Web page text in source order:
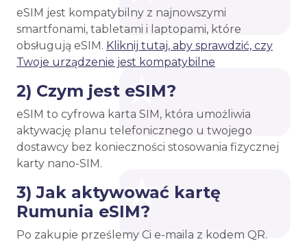
eSIM jest kompatybilny z najnowszymi
smartfonami, tabletami i laptopami, które
obsługują eSIM. Kliknij tutaj, aby sprawdzić, czy
Twoje urządzenie jest kompatybilne
2) Czym jest eSIM?
eSIM to cyfrowa karta SIM, która umożliwia
aktywację planu telefonicznego u twojego
dostawcy bez konieczności stosowania fizycznej
karty nano-SIM.
3) Jak aktywować kartę
Rumunia eSIM?
Po zakupie prześlemy Ci e-maila z kodem QR.